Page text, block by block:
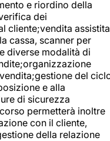
e riordino della
dei
cliente;vendita assistita
cassa, scanner per
diverse modalità di
del
e alla
di sicurezza
permetterà inoltre
con il cliente,
della relazione